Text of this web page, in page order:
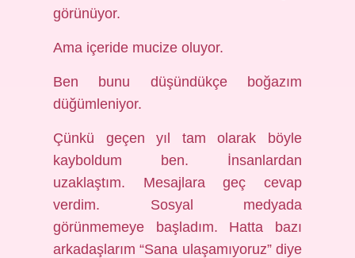
görünüyor.
Ama içeride mucize oluyor.
Ben bunu düşündükçe boğazım
düğümleniyor.
Çünkü geçen yıl tam olarak böyle
kayboldum ben. İnsanlardan
uzaklaştım. Mesajlara geç cevap
verdim. Sosyal medyada
görünmemeye başladım. Hatta bazı
arkadaşlarım “Sana ulaşamıyoruz” diye